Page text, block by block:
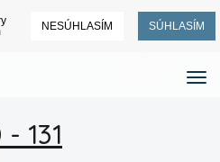
NESÚHLASÍM SÚHLASÍM
131